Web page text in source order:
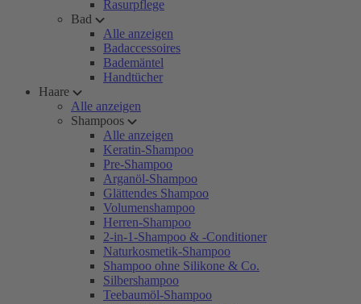
Rasurpflege
Bad
Alle anzeigen
Badaccessoires
Bademäntel
Handtücher
Haare
Alle anzeigen
Shampoos
Alle anzeigen
Keratin-Shampoo
Pre-Shampoo
Arganöl-Shampoo
Glättendes Shampoo
Volumenshampoo
Herren-Shampoo
2-in-1-Shampoo & -Conditioner
Naturkosmetik-Shampoo
Shampoo ohne Silikone & Co.
Silbershampoo
Teebaumöl-Shampoo